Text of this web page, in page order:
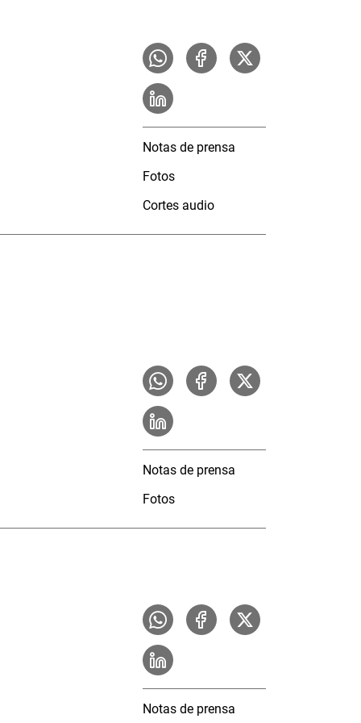
Notas de prensa
Fotos
Cortes audio
Notas de prensa
Fotos
Notas de prensa